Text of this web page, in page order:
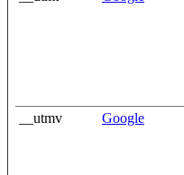
__utmv Google